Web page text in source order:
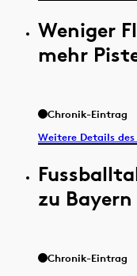
Weniger
mehr
Chronik-Eintrag
Weitere Details
zu
Chronik-Eintrag